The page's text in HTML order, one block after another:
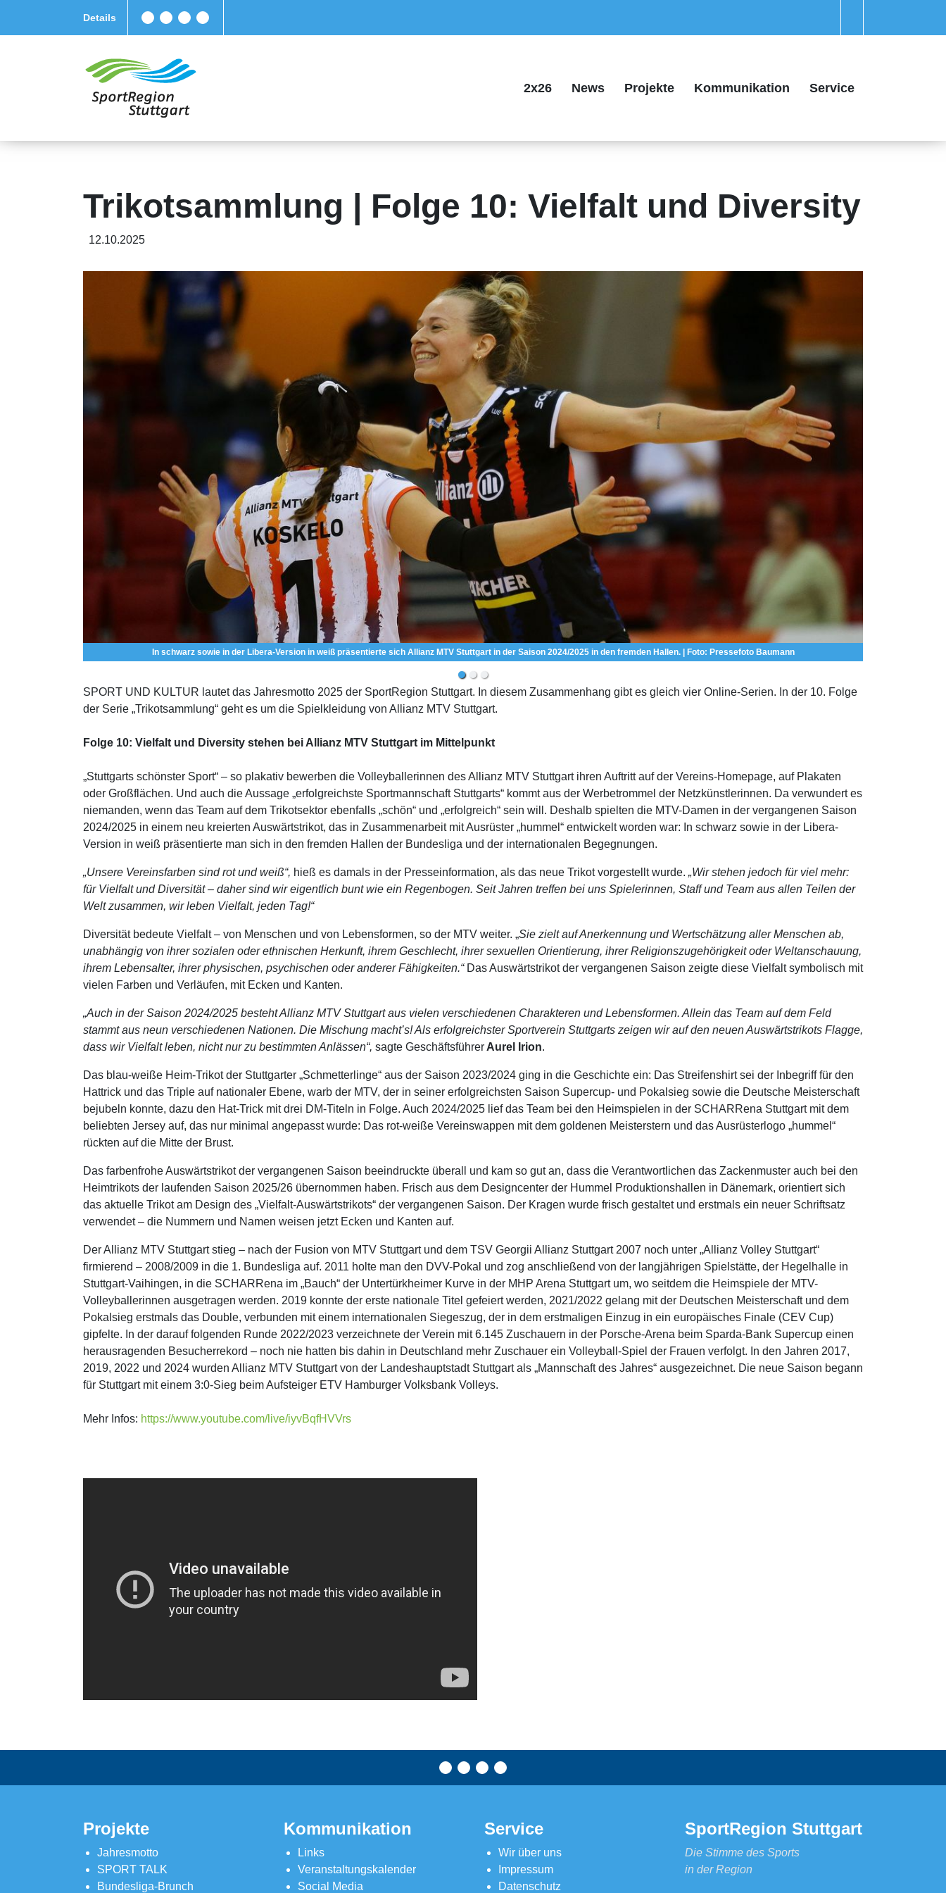
Details
2x26 News Projekte Kommunikation Service
Trikotsammlung | Folge 10: Vielfalt und Diversity
12.10.2025
In schwarz sowie in der Libera-Version in weiß präsentierte sich Allianz MTV Stuttgart in der Saison 2024/2025 in den fremden Hallen. | Foto: Pressefoto Baumann
In der Saison 2024/2025 spielten die Volleyballerinen
SPORT UND KULTUR lautet das Jahresmotto 2025 der SportRegion Stuttgart. In diesem Zusammenhang gibt es gleich vier Online-Serien. In der 10. Folge
der Serie „Trikotsammlung“ geht es um die Spielkleidung von Allianz MTV Stuttgart.
Folge 10: Vielfalt und Diversity stehen bei Allianz MTV Stuttgart im Mittelpunkt
„Stuttgarts schönster Sport“ – so plakativ bewerben die Volleyballerinnen des Allianz MTV Stuttgart ihren Auftritt auf der Vereins-Homepage, auf Plakaten
oder Großflächen. Und auch die Aussage „erfolgreichste Sportmannschaft Stuttgarts“ kommt aus der Werbetrommel der Netzkünstlerinnen. Da verwundert es
niemanden, wenn das Team auf dem Trikotsektor ebenfalls „schön“ und „erfolgreich“ sein will. Deshalb spielten die MTV-Damen in der vergangenen Saison
2024/2025 in einem neu kreierten Auswärtstrikot, das in Zusammenarbeit mit Ausrüster „hummel“ entwickelt worden war: In schwarz sowie in der Libera-
Version in weiß präsentierte man sich in den fremden Hallen der Bundesliga und der internationalen Begegnungen.
„Unsere Vereinsfarben sind rot und weiß“, hieß es damals in der Presseinformation, als das neue Trikot vorgestellt wurde. „Wir stehen jedoch für viel mehr:
für Vielfalt und Diversität – daher sind wir eigentlich bunt wie ein Regenbogen. Seit Jahren treffen bei uns Spielerinnen, Staff und Team aus allen Teilen der
Welt zusammen, wir leben Vielfalt, jeden Tag!“
Diversität bedeute Vielfalt – von Menschen und von Lebensformen, so der MTV weiter. „Sie zielt auf Anerkennung und Wertschätzung aller Menschen ab,
unabhängig von ihrer sozialen oder ethnischen Herkunft, ihrem Geschlecht, ihrer sexuellen Orientierung, ihrer Religionszugehörigkeit oder Weltanschauung,
ihrem Lebensalter, ihrer physischen, psychischen oder anderer Fähigkeiten.“ Das Auswärtstrikot der vergangenen Saison zeigte diese Vielfalt symbolisch mit
vielen Farben und Verläufen, mit Ecken und Kanten.
„Auch in der Saison 2024/2025 besteht Allianz MTV Stuttgart aus vielen verschiedenen Charakteren und Lebensformen. Allein das Team auf dem Feld
stammt aus neun verschiedenen Nationen. Die Mischung macht’s! Als erfolgreichster Sportverein Stuttgarts zeigen wir auf den neuen Auswärtstrikots Flagge,
dass wir Vielfalt leben, nicht nur zu bestimmten Anlässen“, sagte Geschäftsführer Aurel Irion.
Das blau-weiße Heim-Trikot der Stuttgarter „Schmetterlinge“ aus der Saison 2023/2024 ging in die Geschichte ein: Das Streifenshirt sei der Inbegriff für den
Hattrick und das Triple auf nationaler Ebene, warb der MTV, der in seiner erfolgreichsten Saison Supercup- und Pokalsieg sowie die Deutsche Meisterschaft
bejubeln konnte, dazu den Hat-Trick mit drei DM-Titeln in Folge. Auch 2024/2025 lief das Team bei den Heimspielen in der SCHARRena Stuttgart mit dem
beliebten Jersey auf, das nur minimal angepasst wurde: Das rot-weiße Vereinswappen mit dem goldenen Meisterstern und das Ausrüsterlogo „hummel“
rückten auf die Mitte der Brust.
Das farbenfrohe Auswärtstrikot der vergangenen Saison beeindruckte überall und kam so gut an, dass die Verantwortlichen das Zackenmuster auch bei den
Heimtrikots der laufenden Saison 2025/26 übernommen haben. Frisch aus dem Designcenter der Hummel Produktionshallen in Dänemark, orientiert sich
das aktuelle Trikot am Design des „Vielfalt-Auswärtstrikots“ der vergangenen Saison. Der Kragen wurde frisch gestaltet und erstmals ein neuer Schriftsatz
verwendet – die Nummern und Namen weisen jetzt Ecken und Kanten auf.
Der Allianz MTV Stuttgart stieg – nach der Fusion von MTV Stuttgart und dem TSV Georgii Allianz Stuttgart 2007 noch unter „Allianz Volley Stuttgart“
firmierend – 2008/2009 in die 1. Bundesliga auf. 2011 holte man den DVV-Pokal und zog anschließend von der langjährigen Spielstätte, der Hegelhalle in
Stuttgart-Vaihingen, in die SCHARRena im „Bauch“ der Untertürkheimer Kurve in der MHP Arena Stuttgart um, wo seitdem die Heimspiele der MTV-
Volleyballerinnen ausgetragen werden. 2019 konnte der erste nationale Titel gefeiert werden, 2021/2022 gelang mit der Deutschen Meisterschaft und dem
Pokalsieg erstmals das Double, verbunden mit einem internationalen Siegeszug, der in dem erstmaligen Einzug in ein europäisches Finale (CEV Cup)
gipfelte. In der darauf folgenden Runde 2022/2023 verzeichnete der Verein mit 6.145 Zuschauern in der Porsche-Arena beim Sparda-Bank Supercup einen
herausragenden Besucherrekord – noch nie hatten bis dahin in Deutschland mehr Zuschauer ein Volleyball-Spiel der Frauen verfolgt. In den Jahren 2017,
2019, 2022 und 2024 wurden Allianz MTV Stuttgart von der Landeshauptstadt Stuttgart als „Mannschaft des Jahres“ ausgezeichnet. Die neue Saison begann
für Stuttgart mit einem 3:0-Sieg beim Aufsteiger ETV Hamburger Volksbank Volleys.
Mehr Infos: https://www.youtube.com/live/iyvBqfHVVrs
Projekte
Jahresmotto
SPORT TALK
Bundesliga-Brunch
Kommunikation
Links
Veranstaltungskalender
Social Media
Service
Wir über uns
Impressum
Datenschutz
SportRegion Stuttgart
Die Stimme des Sports
in der Region